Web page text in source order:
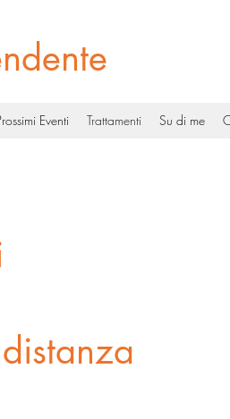
Eventi Trattamenti Su di me